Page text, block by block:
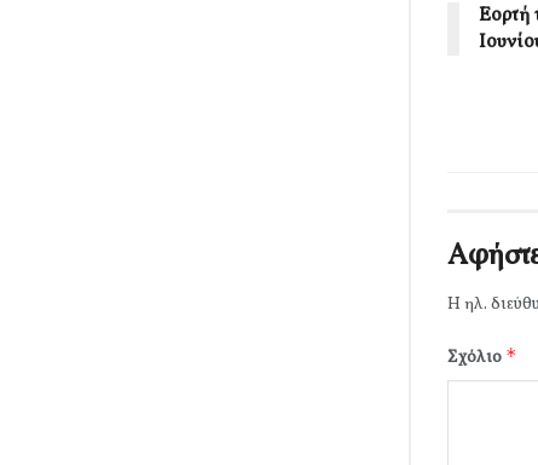
Εορτή
Η ηλ.
Σχόλιο *